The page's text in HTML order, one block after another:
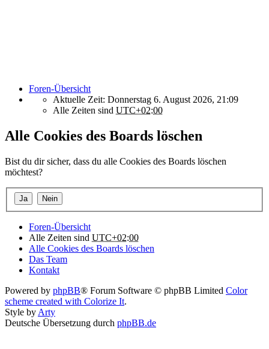
Foren-Übersicht
Aktuelle Zeit: Donnerstag 6. August 2026, 21:09
Alle Zeiten sind UTC+02:00
Alle Cookies des Boards löschen
Bist du dir sicher, dass du alle Cookies des Boards löschen
möchtest?
Foren-Übersicht
Alle Zeiten sind UTC+02:00
Alle Cookies des Boards löschen
Das Team
Kontakt
Powered by phpBB® Forum Software © phpBB Limited Color
scheme created with Colorize It.
Style by Arty
Deutsche Übersetzung durch phpBB.de